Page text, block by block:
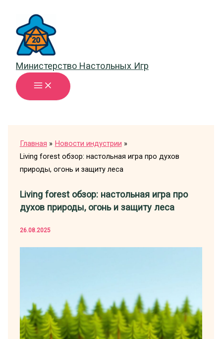
содержимому
Министерство Настольных Игр
Главная
Новости индустрии
Living forest обзор: настольная игра про духов
природы, огонь и защиту леса
Living forest обзор: настольная игра про
духов природы, огонь и защиту леса
26.08.2025